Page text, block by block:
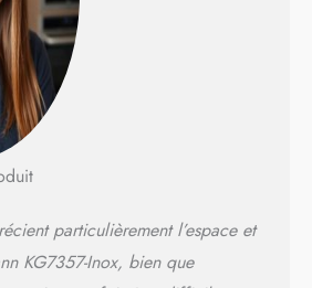
particulièrement l’espace et
KG7357-Inox, bien que